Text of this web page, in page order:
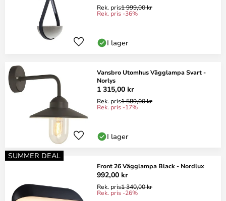
Rek. pris1 999,00 kr
Rek. pris -36%
I lager
Vansbro Utomhus Vägglampa Svart -
Norlys
1 315,00 kr
Rek. pris1 589,00 kr
Rek. pris -17%
I lager
SUMMER DEAL
Front 26 Vägglampa Black - Nordlux
992,00 kr
Rek. pris1 340,00 kr
Rek. pris -26%